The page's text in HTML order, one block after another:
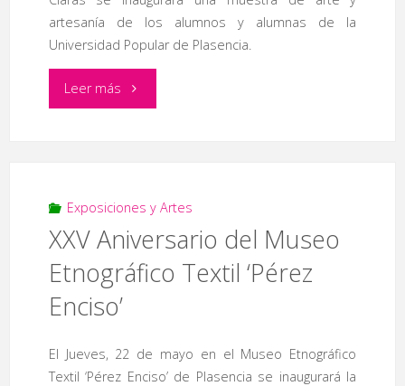
artesanía de los alumnos y alumnas de la
Universidad Popular de Plasencia.
Leer más"Exposición
artesanía
alumnos
de
Universidad
Exposiciones y Artes
XXV Aniversario del Museo
Etnográfico Textil ‘Pérez
Enciso’
El Jueves, 22 de mayo en el Museo Etnográfico
Textil ‘Pérez Enciso’ de Plasencia se inaugurará la